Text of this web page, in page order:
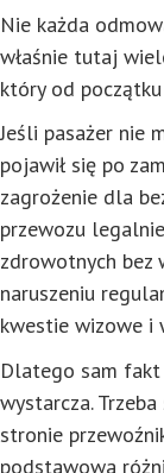
Nie każda
właśnie tutaj
który od
Jeśli pasażer nie
pojawił się po
zagrożenie dla
przewozu
zdrowotnych bez
naruszeniu
kwestie wizowe i
Dlatego sam
wystarcza.
stronie
podstawowa